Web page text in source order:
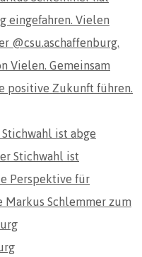
ist abge